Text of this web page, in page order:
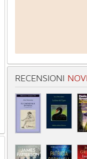
RECENSIONI